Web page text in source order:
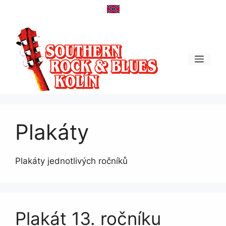
obsah
Plakáty
Plakáty jednotlivých ročníků
Plakát 13. ročníku